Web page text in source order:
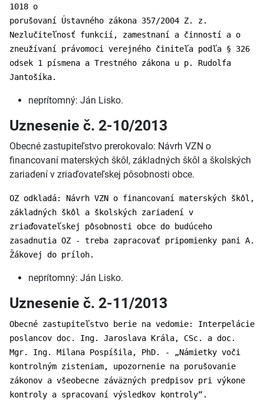
1018 o
porušovaní Ústavného zákona 357/2004 Z. z.
Nezlučiteľnosť funkcií, zamestnaní a činností a o
zneužívaní právomoci verejného činiteľa podľa § 326
odsek 1 písmena a Trestného zákona u p. Rudolfa
Jantošíka.
neprítomný: Ján Lisko.
Uznesenie č. 2-10/2013
Obecné zastupiteľstvo prerokovalo: Návrh VZN o
financovaní materských škôl, základných škôl a školských
zariadení v zriaďovateľskej pôsobnosti obce.
OZ odkladá: Návrh VZN o financovaní materských škôl,
základných škôl a školských zariadení v
zriaďovateľskej pôsobnosti obce do budúceho
zasadnutia OZ - treba zapracovať pripomienky pani A.
Žákovej do príloh.
neprítomný: Ján Lisko.
Uznesenie č. 2-11/2013
Obecné zastupiteľstvo berie na vedomie: Interpelácie
poslancov doc. Ing. Jaroslava Krála, CSc. a doc.
Mgr. Ing. Milana Pospíšila, PhD. - „Námietky voči
kontrolným zisteniam, upozornenie na porušovanie
zákonov a všeobecne záväzných predpisov pri výkone
kontroly a spracovaní výsledkov kontroly“.